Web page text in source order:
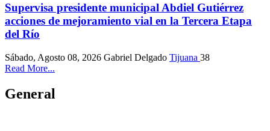
Supervisa presidente municipal Abdiel Gutiérrez
acciones de mejoramiento vial en la Tercera Etapa
del Río
Sábado, Agosto 08, 2026 Gabriel Delgado Tijuana 38
Read More...
General